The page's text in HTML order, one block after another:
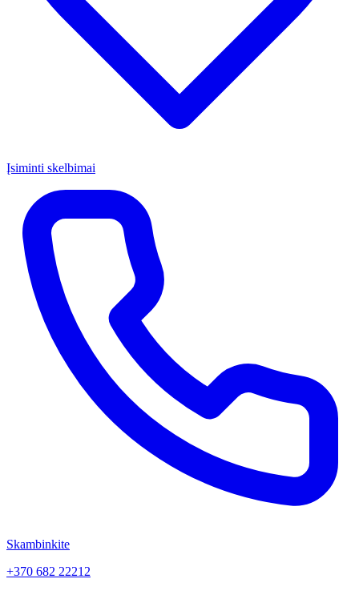
Įsiminti skelbimai
Skambinkite
+370 682 22212